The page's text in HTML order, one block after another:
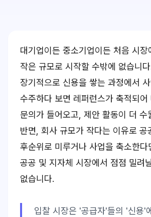
대기업이든 중소기업이든 처음 시장
작은 규모로 시작할 수밖에 없습니
장기적으로 신용을 쌓는 과정에서
수주하다 보면 레퍼런스가 축적되어
문의가 들어오고, 제안 활동이 더 수
반면, 회사 규모가 작다는 이유로 공
후순위로 미루거나 사업을 축소한다
공공 및 지자체 시장에서 점점 밀려
없습니다.
입찰 시장은 '공급자'들의 '신용'